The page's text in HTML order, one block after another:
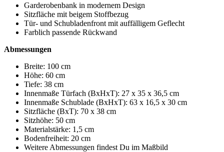
Garderobenbank in modernem Design
Sitzfläche mit beigem Stoffbezug
Tür- und Schubladenfront mit auffälligem Geflecht
Farblich passende Rückwand
Abmessungen
Breite: 100 cm
Höhe: 60 cm
Tiefe: 38 cm
Innenmaße Türfach (BxHxT): 27 x 35 x 36,5 cm
Innenmaße Schublade (BxHxT): 63 x 16,5 x 30 cm
Sitzfläche (BxT): 70 x 38 cm
Sitzhöhe: 50 cm
Materialstärke: 1,5 cm
Bodenfreiheit: 20 cm
Weitere Abmessungen findest Du im Maßbild